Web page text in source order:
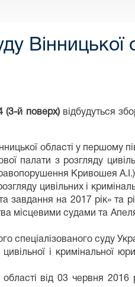
Вінницької
(3-й поверх)відбудуться
області у першому
палати з розгляду
Кривошея
цивільних і
завдання на 2017 рік» та
місцевими судами та
суду
і кримінальної
області від 03 червня